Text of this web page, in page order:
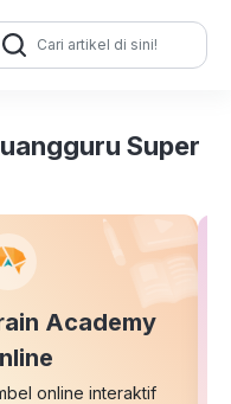
Super
Academy
online interaktif